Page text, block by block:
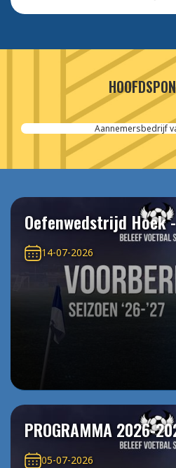
Aannemersbedrijf
Oefenwedstrijd Hoek
14-07-2026
PROGRAMMA 2026-
05-07-2026